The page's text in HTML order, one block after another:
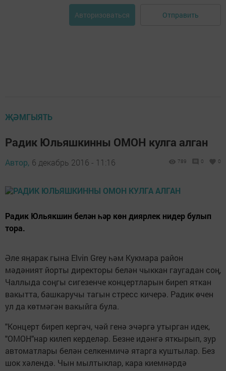
Авторизоваться Отправить
ҖӘМГЫЯТЬ
Радик Юльяшкинны ОМОН кулга алган
Автор, 6 декабрь 2016 - 11:16 789 0 0
Радик Юльякшин белән һәр көн диярлек нидер булып
тора.
Әле яңарак гына Elvin Grey һәм Кукмара район
мәдәният йорты директоры белән чыккан гаугадан соң,
Чаллыда соңгы сигезенче концертларын биреп яткан
вакытта, башкаручы тагын стресс кичерә. Радик өчен
ул да көтмәгән вакыйга була.
"Концерт биреп кергәч, чәй генә эчәргә утырган идек,
"ОМОН"нар килеп керделәр. Безне идәнгә яткырып, зур
автоматлары белән селкенмичә ятарга куштылар. Без
шок хәлендә. Чын мылтыклар, кара киемнәрдә